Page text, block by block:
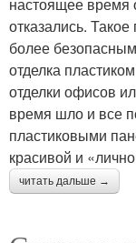
настоящее время
отказались.
более
отделка
отделки офисов
время шло и все
пластиковыми
красивой и
читать дальше →